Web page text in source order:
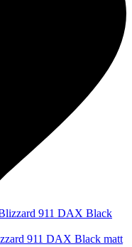
911 DAX Black matt